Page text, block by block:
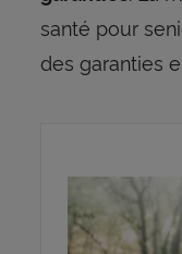
santé pour
des garanties